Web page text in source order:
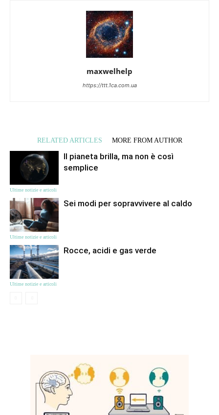
maxwelhelp
https://ttt.1ca.com.ua
RELATED ARTICLES MORE FROM AUTHOR
Ultime notizie e articoli
Il pianeta brilla, ma non è così
semplice
Ultime notizie e articoli
Sei modi per sopravvivere al caldo
Ultime notizie e articoli
Rocce, acidi e gas verde